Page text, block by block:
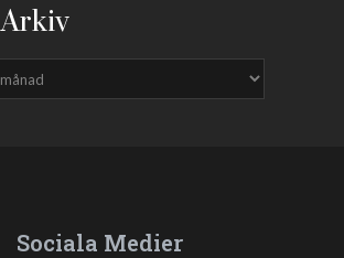
Arkiv
Sociala Medier